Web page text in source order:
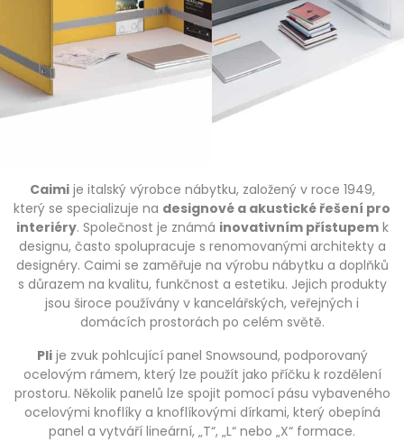
Caimije italský výrobce nábytku, založený v roce 1949,
který se specializuje na designové a akustické řešení pro
interiéry. Společnost je známá inovativním přístupemk
designu, často spolupracuje s renomovanými architekty a
designéry. Caimi se zaměřuje na výrobu nábytku a doplňků
s důrazem na kvalitu, funkčnost a estetiku. Jejich produkty
jsou široce používány v kancelářských, veřejných i
domácích prostorách po celém světě.
Plije zvuk pohlcující panel Snowsound, podporovaný
ocelovým rámem, který lze použít jako příčku k rozdělení
prostoru. Několik panelů lze spojit pomocí pásu vybaveného
ocelovými knoflíky a knoflíkovými dírkami, který obepíná
panel a vytváří lineární, „T“, „L“ nebo „X“ formace.